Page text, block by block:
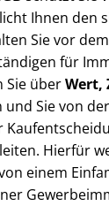
Ihnen den
Sie vor
für
Sie überWert,
und Sie von
Hierfür
einem